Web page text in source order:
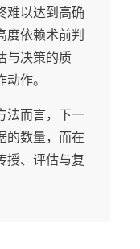
难以达到高确
度依赖术前判
与决策的质
作。
法而言，下一
的数量，而在
授、评估与复